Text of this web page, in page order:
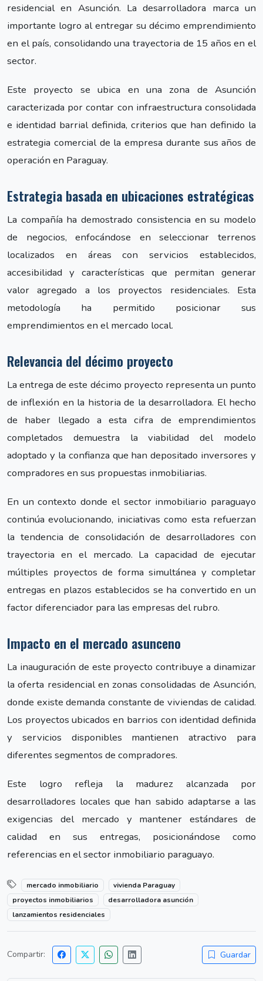
residencial en Asunción. La desarrolladora marca un
importante logro al entregar su décimo emprendimiento
en el país, consolidando una trayectoria de 15 años en el
sector.
Este proyecto se ubica en una zona de Asunción
caracterizada por contar con infraestructura consolidada
e identidad barrial definida, criterios que han definido la
estrategia comercial de la empresa durante sus años de
operación en Paraguay.
Estrategia basada en ubicaciones estratégicas
La compañía ha demostrado consistencia en su modelo
de negocios, enfocándose en seleccionar terrenos
localizados en áreas con servicios establecidos,
accesibilidad y características que permitan generar
valor agregado a los proyectos residenciales. Esta
metodología ha permitido posicionar sus
emprendimientos en el mercado local.
Relevancia del décimo proyecto
La entrega de este décimo proyecto representa un punto
de inflexión en la historia de la desarrolladora. El hecho
de haber llegado a esta cifra de emprendimientos
completados demuestra la viabilidad del modelo
adoptado y la confianza que han depositado inversores y
compradores en sus propuestas inmobiliarias.
En un contexto donde el sector inmobiliario paraguayo
continúa evolucionando, iniciativas como esta refuerzan
la tendencia de consolidación de desarrolladores con
trayectoria en el mercado. La capacidad de ejecutar
múltiples proyectos de forma simultánea y completar
entregas en plazos establecidos se ha convertido en un
factor diferenciador para las empresas del rubro.
Impacto en el mercado asunceno
La inauguración de este proyecto contribuye a dinamizar
la oferta residencial en zonas consolidadas de Asunción,
donde existe demanda constante de viviendas de calidad.
Los proyectos ubicados en barrios con identidad definida
y servicios disponibles mantienen atractivo para
diferentes segmentos de compradores.
Este logro refleja la madurez alcanzada por
desarrolladores locales que han sabido adaptarse a las
exigencias del mercado y mantener estándares de
calidad en sus entregas, posicionándose como
referencias en el sector inmobiliario paraguayo.
mercado inmobiliario
vivienda Paraguay
proyectos inmobiliarios
desarrolladora asunción
lanzamientos residenciales
Compartir: Guardar